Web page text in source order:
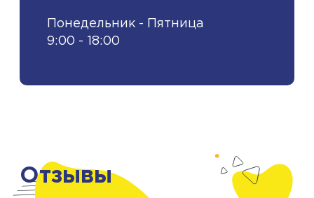
Понедельник - Пятница
9:00 - 18:00
Отзывы